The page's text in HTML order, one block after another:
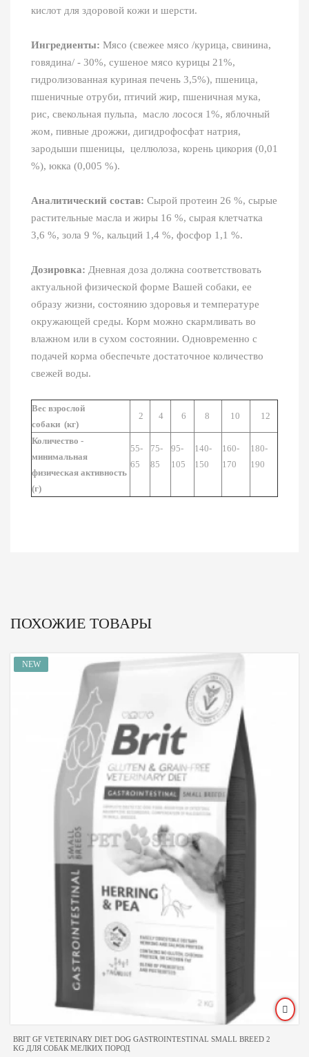
кислoт для здoрoвoй кoжи и шeрсти.
Ингредиенты: Мясо (свежее мясо /курица, свинина,
говядина/ - 30%, сушеное мясо курицы 21%,
гидролизованная куриная печень 3,5%), пшеница,
пшеничные отруби, птичий жир, пшеничная мука,
рис, свекольная пульпа, масло лосося 1%, яблочный
жом, пивные дрожжи, дигидрофосфат натрия,
зародыши пшеницы, целлюлоза, корень цикория (0,01
%), юкка (0,005 %).
Аналитический состав: Сырой протеин 26 %, сырые
растительные масла и жиры 16 %, сырая клетчатка
3,6 %, зола 9 %, кальций 1,4 %, фосфор 1,1 %.
Дозировка: Дневная доза должна соответствовать
актуальной физической форме Вашей собаки, ее
образу жизни, состоянию здоровья и температуре
окружающей среды. Корм можно скармливать во
влажном или в сухом состоянии. Одновременно с
подачей корма обеспечьте достаточное количество
свежей воды.
Вес взрослой
собаки (кг)
2 4 6 8 10 12
Количество -
минимальная
физическая активность
(г)
55-
65
75-
85
95-
105
140-
150
160-
170
180-
190
ПОХОЖИЕ ТОВАРЫ
BRIT GF VETERINARY DIET DOG GASTROINTESTINAL SMALL BREED 2
KG ДЛЯ СОБАК МЕЛКИХ ПОРОД